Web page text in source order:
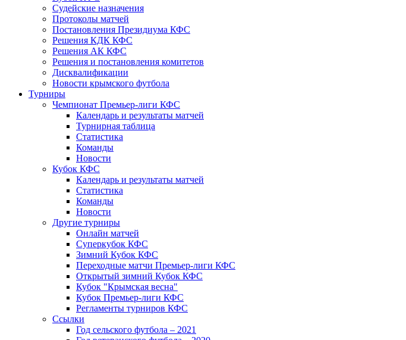
Судейские назначения
Протоколы матчей
Постановления Президиума КФС
Решения КДК КФС
Решения АК КФС
Решения и постановления комитетов
Дисквалификации
Новости крымского футбола
Турниры
Чемпионат Премьер-лиги КФС
Календарь и результаты матчей
Турнирная таблица
Статистика
Команды
Новости
Кубок КФС
Календарь и результаты матчей
Статистика
Команды
Новости
Другие турниры
Онлайн матчей
Суперкубок КФС
Зимний Кубок КФС
Переходные матчи Премьер-лиги КФС
Открытый зимний Кубок КФС
Кубок "Крымская весна"
Кубок Премьер-лиги КФС
Регламенты турниров КФС
Ссылки
Год сельского футбола – 2021